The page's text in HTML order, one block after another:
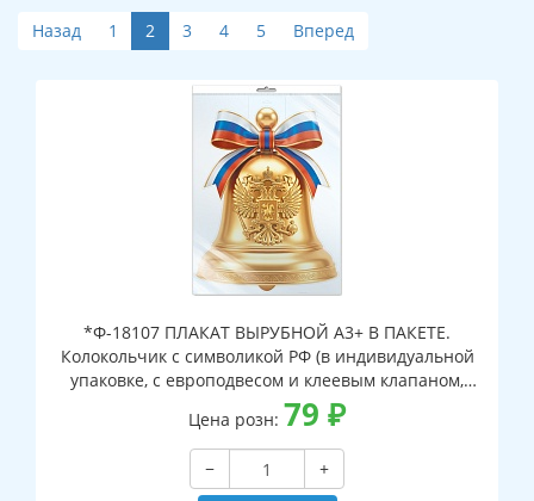
Назад 1 2 3 4 5 Вперед
*Ф-18107 ПЛАКАТ ВЫРУБНОЙ А3+ В ПАКЕТЕ.
Колокольчик с символикой РФ (в индивидуальной
упаковке, с европодвесом и клеевым клапаном,
двухсторонний, ВД-лак)
Цена розн: 79 ₽
−
+